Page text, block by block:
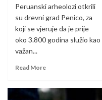
Peruanski arheolozi otkrili
su drevni grad Penico, za
koji se vjeruje da je prije
oko 3.800 godina služio kao
važan...
Read More